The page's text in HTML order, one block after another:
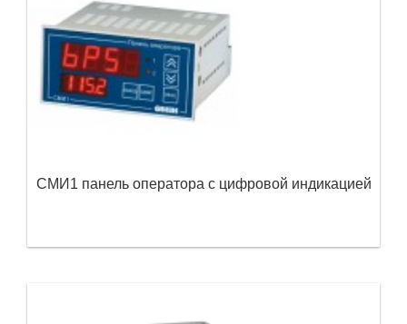
СМИ1 панель оператора с цифровой индикацией